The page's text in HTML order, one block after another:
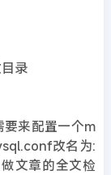
录
来配置一个m
改名为:
文章的全文检